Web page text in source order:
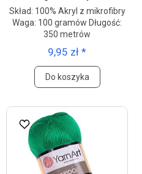
Skład: 100% Akryl z mikrofibry
Waga: 100 gramów Długość:
350 metrów
9,95 zł *
Do koszyka